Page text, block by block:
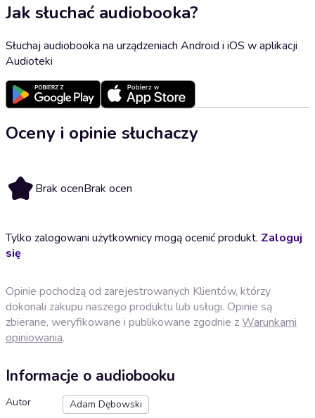
Jak słuchać audiobooka?
Słuchaj audiobooka na urządzeniach Android i iOS w aplikacji
Audioteki
Oceny i opinie słuchaczy
Brak ocenBrak ocen
Tylko zalogowani użytkownicy mogą ocenić produkt. Zaloguj
się
Opinie pochodzą od zarejestrowanych Klientów, którzy
dokonali zakupu naszego produktu lub usługi. Opinie są
zbierane, weryfikowane i publikowane zgodnie zWarunkami
opiniowania.
Informacje o audiobooku
Autor
Adam Dębowski